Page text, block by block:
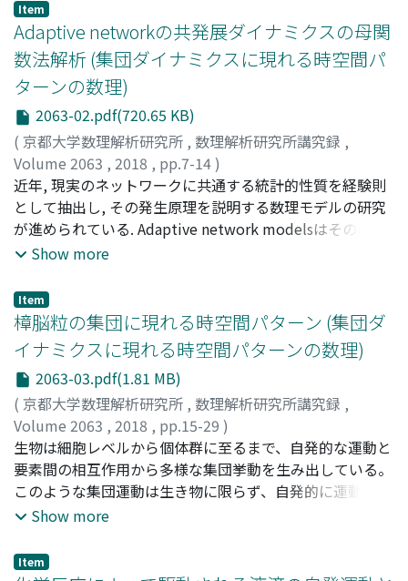
Item
Adaptive networkの共発展ダイナミクスの母関
数法解析 (集団ダイナミクスに現れる時空間パ
ターンの数理)
2063-02.pdf(720.65 KB)
( 京都大学数理解析研究所 , 数理解析研究所講究録 ,
Volume 2063 , 2018 , pp.7-14)
青木, 高明;Aoki, Takaaki;アオキ, タカアキ
近年, 現実のネットワークに共通する統計的性質を経験則
として抽出し, その発生原理を説明する数理モデルの研究
が進められている. Adaptive network modelsはその数理
モデルの一つとして, 神経網や道路網などに見られる動的
再現する. ただし問題点も有り, エージェントベースモデル
として記述されるため, 一般に理論解析が難しい. 本稿では
既発表論文[2]の概説として, EmailやSNSなどのコミュニ
ケーションデータが持つ時間的構造的経験則を再現したモ
デルを紹介し, その共発展ダイナミクスを母関数法により
解析できることを概説する.
Show more
Item
樟脳粒の集団に現れる時空間パターン (集団ダ
イナミクスに現れる時空間パターンの数理)
2063-03.pdf(1.81 MB)
( 京都大学数理解析研究所 , 数理解析研究所講究録 ,
Volume 2063 , 2018 , pp.15-29 )
末松, 信彦 J.;Suematsu, Nobuhiko J.;スエマツ, ノブヒ
コ
生物は細胞レベルから個体群に至るまで、自発的な運動と
要素間の相互作用から多様な集団挙動を生み出している。
このような集団運動は生き物に限らず、自発的に運動する
素子には普遍的に表れる。ここでは、単純な自己駆動粒子
ダイナミクスについてまとめる。
Show more
Item